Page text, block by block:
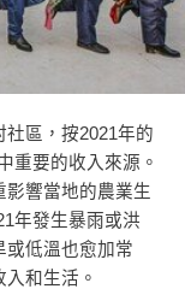
區，按2021年的
重要的收入來源。
影響當地的農業生
年發生暴雨或洪
或低溫也愈加常
和生活。